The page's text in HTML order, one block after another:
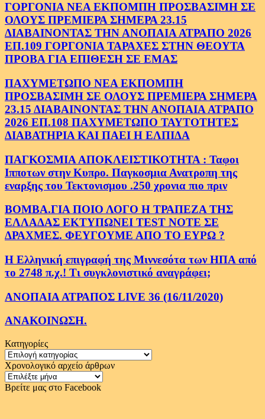
ΓΟΡΓΟΝΙΑ ΝΕΑ ΕΚΠΟΜΠΗ ΠΡΟΣΒΑΣΙΜΗ ΣΕ
ΟΛΟΥΣ ΠΡΕΜΙΕΡΑ ΣΗΜΕΡΑ 23.15
ΔΙΑΒΑΙΝΟΝΤΑΣ ΤΗΝ ΑΝΟΠΑΙΑ ΑΤΡΑΠΟ 2026
ΕΠ.109 ΓΟΡΓΟΝΙΑ ΤΑΡΑΧΕΣ ΣΤΗΝ ΘΕΟΥΤΑ
ΠΡΟΒΑ ΓΙΑ ΕΠΙΘΕΣΗ ΣΕ ΕΜΑΣ
ΠΑΧΥΜΕΤΩΠΟ ΝΕΑ ΕΚΠΟΜΠΗ
ΠΡΟΣΒΑΣΙΜΗ ΣΕ ΟΛΟΥΣ ΠΡΕΜΙΕΡΑ ΣΗΜΕΡΑ
23.15 ΔΙΑΒΑΙΝΟΝΤΑΣ ΤΗΝ ΑΝΟΠΑΙΑ ΑΤΡΑΠΟ
2026 ΕΠ.108 ΠΑΧΥΜΕΤΩΠΟ ΤΑΥΤΟΤΗΤΕΣ
ΔΙΑΒΑΤΗΡΙΑ ΚΑΙ ΠΑΕΙ Η ΕΛΠΙΔΑ
ΠΑΓΚΟΣΜΙΑ ΑΠΟΚΛΕΙΣΤΙΚΟΤΗΤΑ : Ταφοι
Ιπποτων στην Κυπρο. Παγκοσμια Ανατροπη της
εναρξης του Τεκτονισμου .250 χρονια πιο πριν
ΒΟΜΒΑ.ΓΙΑ ΠΟΙΟ ΛΟΓΟ Η ΤΡΑΠΕΖΑ ΤΗΣ
ΕΛΛΑΔΑΣ ΕΚΤΥΠΩΝΕΙ TEST NOTE ΣΕ
ΔΡΑΧΜΕΣ. ΦΕΥΓΟΥΜΕ ΑΠΟ ΤΟ ΕΥΡΩ ?
Η Ελληνική επιγραφή της Μιννεσότα των ΗΠΑ από
το 2748 π.χ.! Τι συγκλονιστικό αναγράφει;
ΑΝΟΠΑΙΑ ΑΤΡΑΠΟΣ LIVE 36 (16/11/2020)
ΑΝΑΚΟΙΝΩΣΗ.
Κατηγορίες
Κατηγορίες
Χρονολογικό αρχείο άρθρων
Χρονολογικό
αρχείο
Βρείτε μας στο Facebook